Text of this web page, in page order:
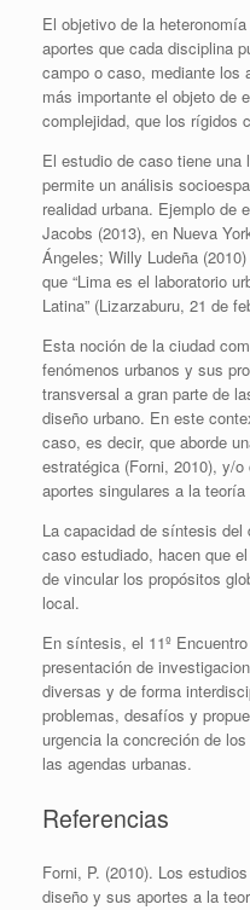
El objetivo de la
aportes que cada disciplina
campo o caso, mediante los
más importante el objeto de
complejidad, que los rígidos
El estudio de caso tiene una
permite un análisis
realidad urbana. Ejemplo de
Jacobs (2013), en Nueva
Ángeles; Willy Ludeña
que “Lima es el laboratorio
Latina” (Lizarzaburu, 21 de
Esta noción de la ciudad
fenómenos urbanos y sus
transversal a gran parte de
diseño urbano. En este
caso, es decir, que aborde
estratégica (Forni, 2010), y/
aportes singulares a la
La capacidad de síntesis
caso estudiado, hacen que
de vincular los propósitos
local.
En síntesis, el 11º
presentación de
diversas y de forma
problemas, desafíos y
urgencia la concreción de
las agendas urbanas.
Referencias
Forni, P. (2010). Los
diseño y sus aportes a la